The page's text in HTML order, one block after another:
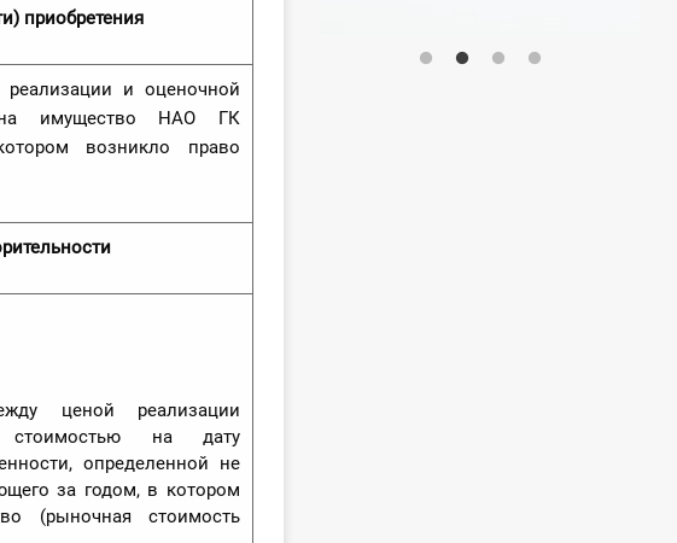
приобретения
и оценочной
на имущество НАО ГК
возникло право
ценой реализации
на дату
определенной не
за годом, в котором
(рыночная стоимость